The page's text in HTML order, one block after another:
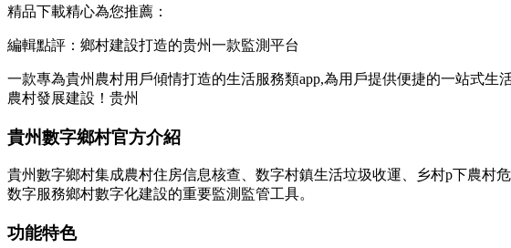
精品下載精心為您推薦：
編輯點評：鄉村建設打造的贵州一款監測平台
一款專為貴州農村用戶傾情打造的生活服務類app,為用戶提供便捷的一站式
農村發展建設！贵州
貴州數字鄉村官方介紹
貴州數字鄉村集成農村住房信息核查、数字村鎮生活垃圾收運、乡村p下農村
数字服務鄉村數字化建設的重要監測監管工具。
功能特色